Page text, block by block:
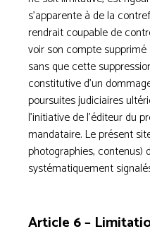
s’apparente à de la
rendrait coupable de
voir son compte
sans que cette
constitutive d’un
poursuites judiciaires
l’initiative de l’éditeur du
mandataire. Le présent
photographies, contenus)
systématiquement
Article 6 –